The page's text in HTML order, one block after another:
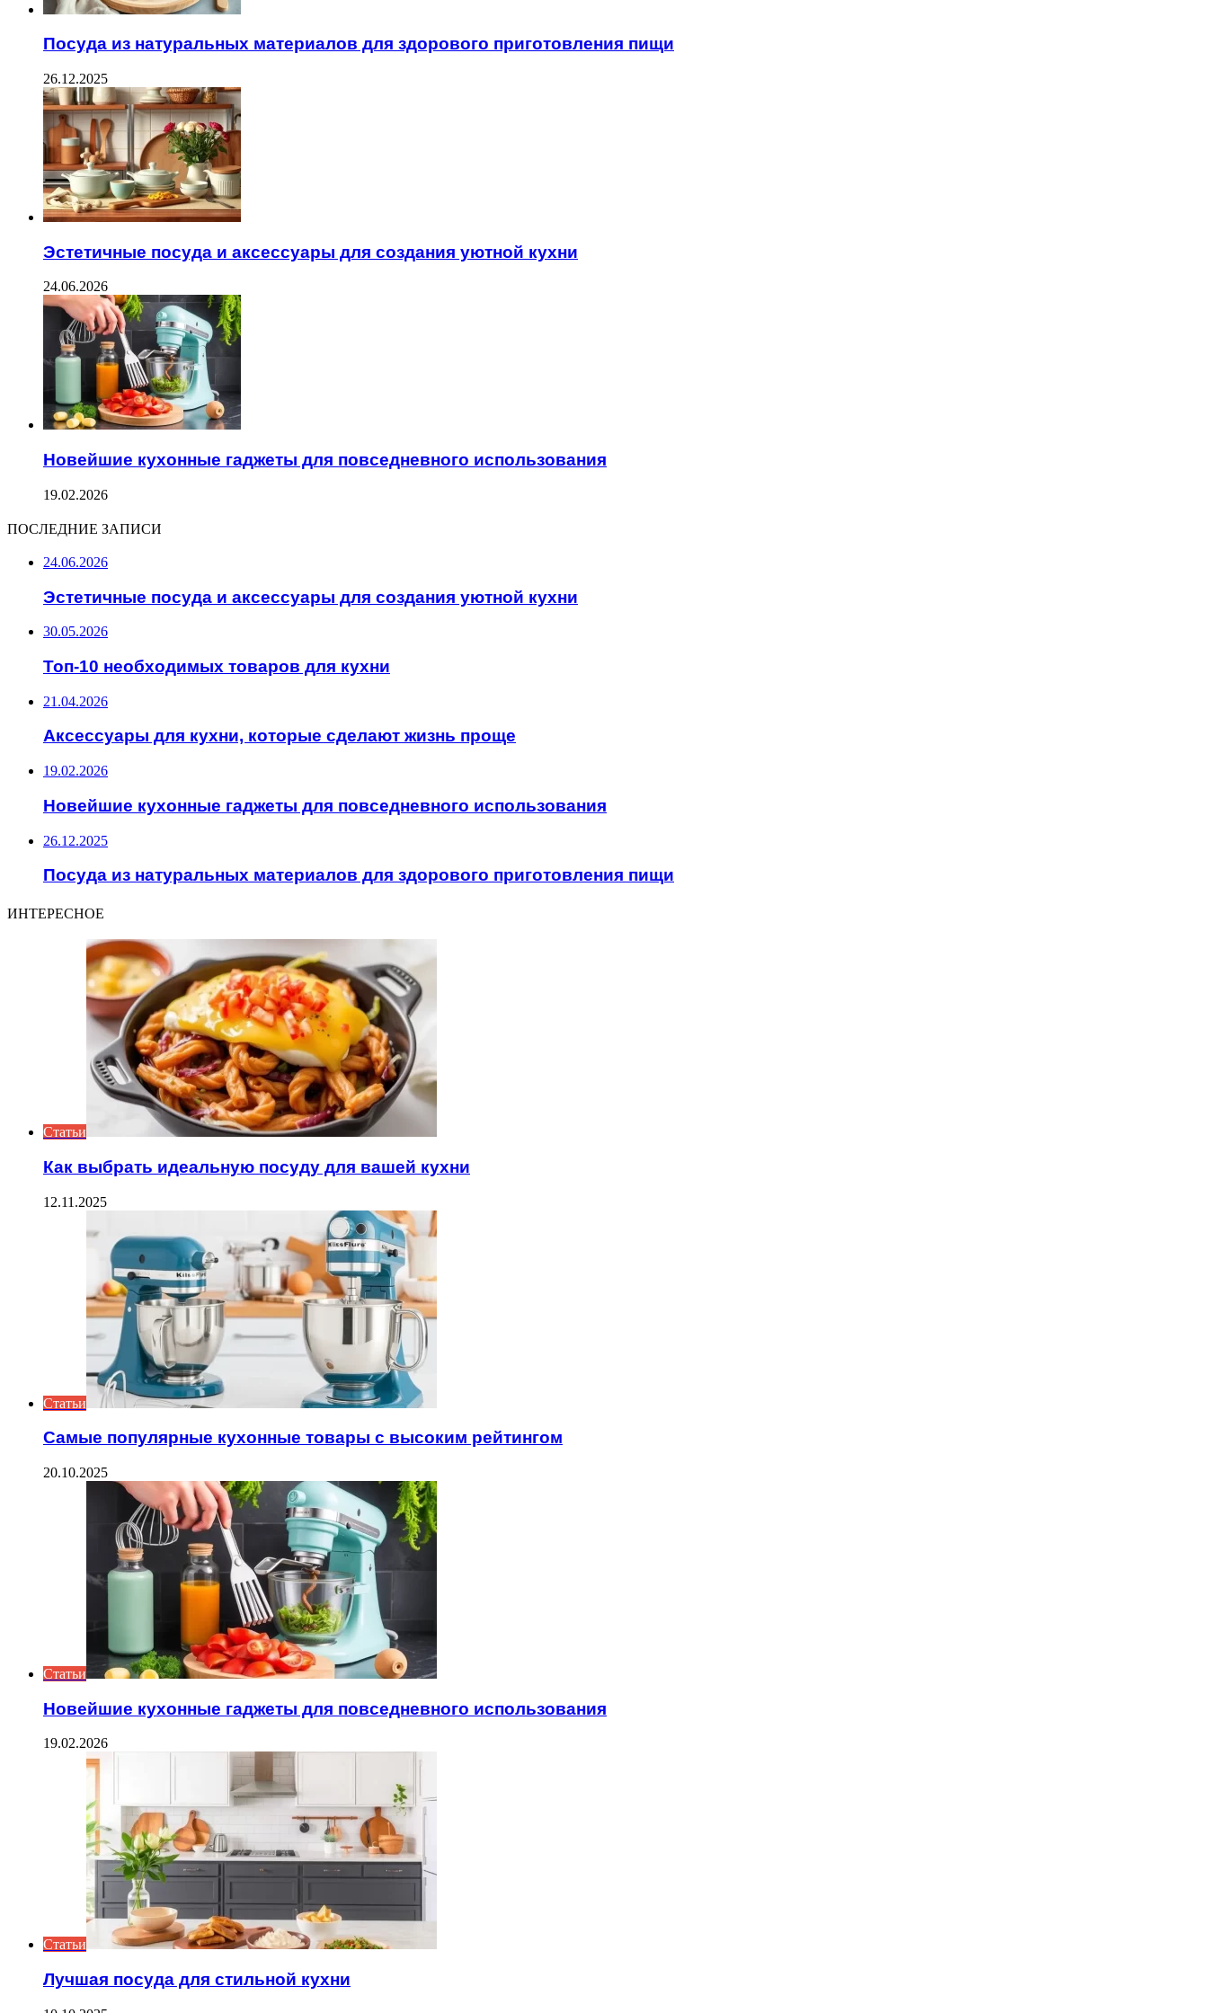
Посуда из натуральных материалов для здорового приготовления пищи
26.12.2025
Эстетичные посуда и аксессуары для создания уютной кухни
24.06.2026
Новейшие кухонные гаджеты для повседневного использования
19.02.2026
ПОСЛЕДНИЕ ЗАПИСИ
24.06.2026
Эстетичные посуда и аксессуары для создания уютной кухни
30.05.2026
Топ-10 необходимых товаров для кухни
21.04.2026
Аксессуары для кухни, которые сделают жизнь проще
19.02.2026
Новейшие кухонные гаджеты для повседневного использования
26.12.2025
Посуда из натуральных материалов для здорового приготовления пищи
ИНТЕРЕСНОЕ
Статьи
Как выбрать идеальную посуду для вашей кухни
12.11.2025
Статьи
Самые популярные кухонные товары с высоким рейтингом
20.10.2025
Статьи
Новейшие кухонные гаджеты для повседневного использования
19.02.2026
Статьи
Лучшая посуда для стильной кухни